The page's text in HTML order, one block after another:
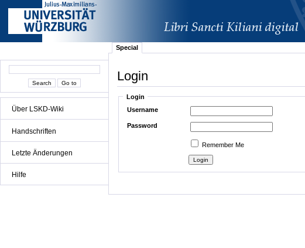
Über LSKD-Wiki
Handschriften
Letzte Änderungen
Hilfe
Special
Login
Login
Username
Password
Remember Me